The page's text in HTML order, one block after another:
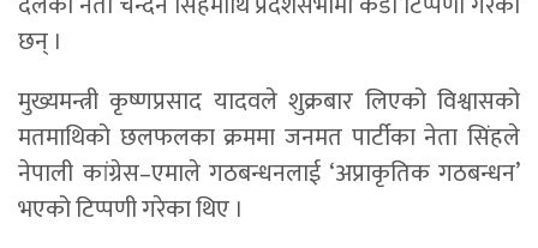
छन् ।
मुख्यमन्त्री कृष्णप्रसाद यादवले शुक्रबार लिएको विश्वासको
मतमाथिको छलफलका क्रममा जनमत पार्टीका नेता सिंहले
नेपाली कांग्रेस–एमाले गठबन्धनलाई ‘अप्राकृतिक गठबन्धन’
भएको टिप्पणी गरेका थिए ।